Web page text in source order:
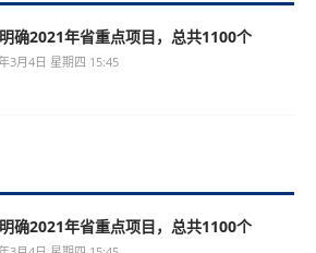
确2021年省重点项目，总共1100个
3月4日 星期四 15:45
确2021年省重点项目，总共1100个